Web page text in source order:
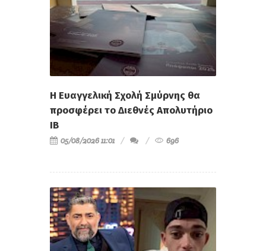
Η Ευαγγελική Σχολή Σμύρνης θα
προσφέρει το Διεθνές Απολυτήριο
IB
05/08/2026 11:01 696